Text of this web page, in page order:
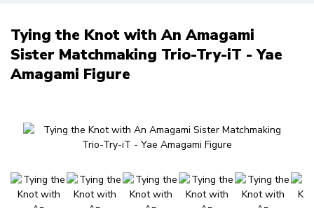
Tying the Knot with An Amagami
Sister Matchmaking Trio-Try-iT - Yae
Amagami Figure